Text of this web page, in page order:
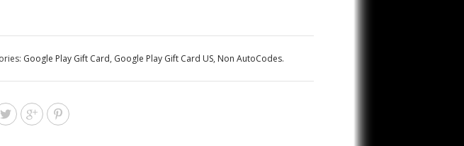
Google Play Gift Card, Google Play Gift Card US, Non AutoCodes.